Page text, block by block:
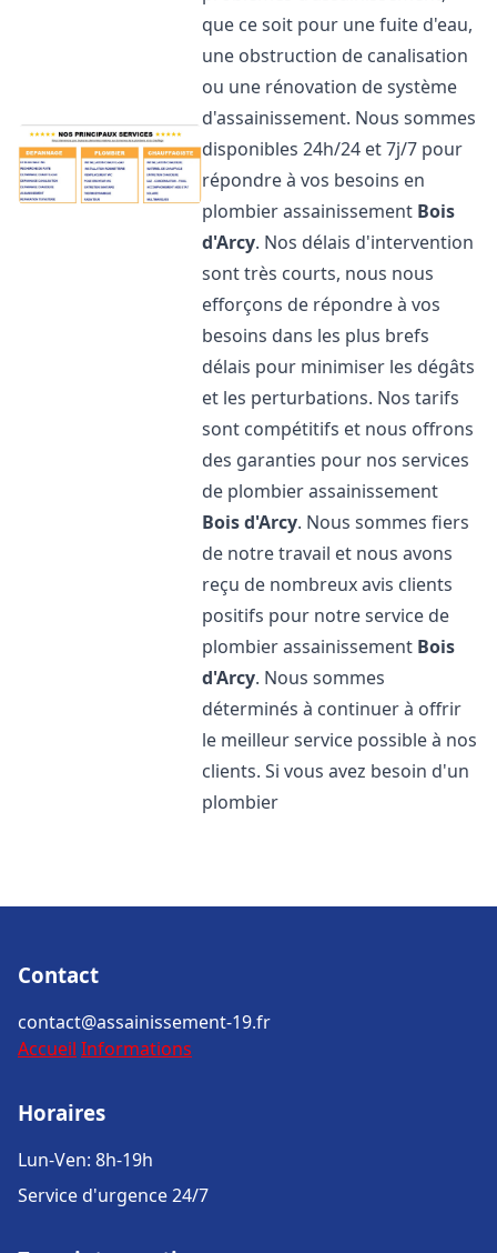
que ce soit pour une fuite d'eau,
une obstruction de canalisation
ou une rénovation de système
d'assainissement. Nous sommes
disponibles 24h/24 et 7j/7 pour
répondre à vos besoins en
plombier assainissement Bois
d'Arcy. Nos délais d'intervention
sont très courts, nous nous
efforçons de répondre à vos
besoins dans les plus brefs
délais pour minimiser les dégâts
et les perturbations. Nos tarifs
sont compétitifs et nous offrons
des garanties pour nos services
de plombier assainissement
Bois d'Arcy. Nous sommes fiers
de notre travail et nous avons
reçu de nombreux avis clients
positifs pour notre service de
plombier assainissement Bois
d'Arcy. Nous sommes
déterminés à continuer à offrir
le meilleur service possible à nos
clients. Si vous avez besoin d'un
plombier
Contact
contact@assainissement-19.fr
Accueil Informations
Horaires
Lun-Ven: 8h-19h
Service d'urgence 24/7